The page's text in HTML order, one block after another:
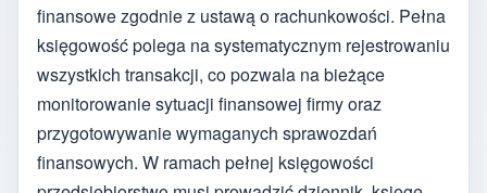
finansowe zgodnie z ustawą o rachunkowości. Pełna
księgowość polega na systematycznym rejestrowaniu
wszystkich transakcji, co pozwala na bieżące
monitorowanie sytuacji finansowej firmy oraz
przygotowywanie wymaganych sprawozdań
finansowych. W ramach pełnej księgowości